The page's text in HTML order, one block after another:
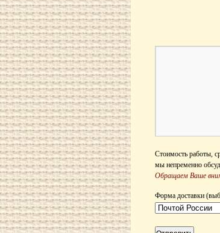
Стоимость работы,
мы непременно
Обращаем Ваше
Форма доставки